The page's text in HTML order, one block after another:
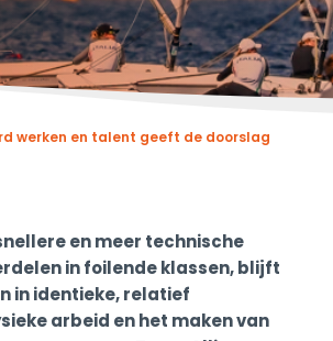
werken en talent geeft de doorslag
en meer technische
in foilende klassen, blijft
in identieke, relatief
arbeid en het maken van